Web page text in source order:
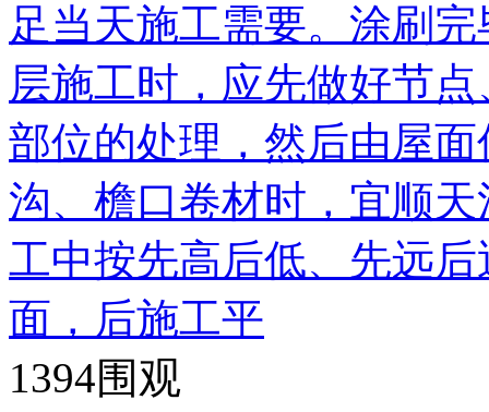
足当天施工需要。涂刷
层施工时，应先做好节
部位的处理，然后由屋
沟、檐口卷材时，宜顺
工中按先高后低、先远
面，后施工平
1394围观